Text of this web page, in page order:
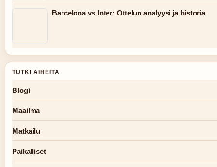
Barcelona vs Inter: Ottelun analyysi ja historia
TUTKI AIHEITA
Blogi
Maailma
Matkailu
Paikalliset